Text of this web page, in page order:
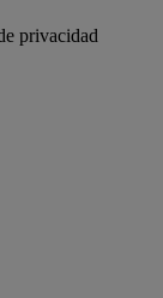
privacidad